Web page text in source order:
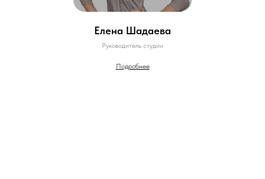
Елена Шадаева
Руководитель студии
Подробнее